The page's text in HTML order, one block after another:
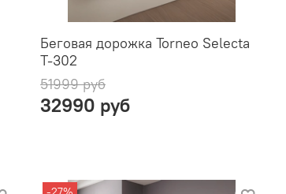
Беговая дорожка Torneo Selecta
T-302
51999 руб
32990 руб